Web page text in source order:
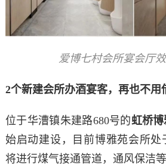
爱博七村会所宴会厅
2个新建会所办酒宴客，再也不用
位于华漕镇朱建路680号的虹桥
始启动建设，目前博雅苑会所处
将进行煤气接通管道，通风保洁等